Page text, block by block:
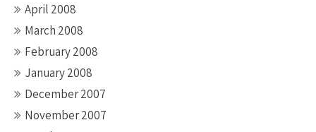
April 2008
March 2008
February 2008
January 2008
December 2007
November 2007